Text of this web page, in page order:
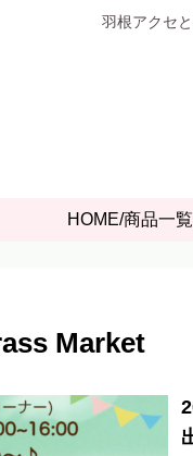
羽根アクセ
HOME/商品一覧
Market